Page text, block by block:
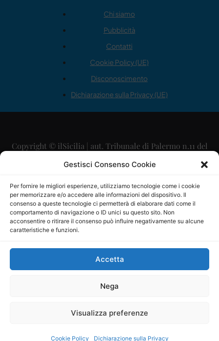
Gestisci Consenso Cookie
Per fornire le migliori esperienze, utilizziamo tecnologie come i cookie
per memorizzare e/o accedere alle informazioni del dispositivo. Il
consenso a queste tecnologie ci permetterà di elaborare dati come il
comportamento di navigazione o ID unici su questo sito. Non
acconsentire o ritirare il consenso può influire negativamente su alcune
caratteristiche e funzioni.
Accetta
Nega
Visualizza preferenze
Cookie Policy Dichiarazione sulla Privacy
Chi siamo
Pubblicità
Contatti
Cookie Policy (UE)
Disconoscimento
Dichiarazione sulla Privacy (UE)
Copyright © ilSicilia | aut. Tribunale di Palermo n.11 del
29/09/2015
Direttore Editoriale: Maurizio Scaglione
Direttore Responsabile: Maria Calabrese
P.IVA: 06334930820
Mercurio Comunicazione Società Cooperativa a r.l. è
iscritta al Registro degli Operatori di Comunicazione al
Sito gestito daLa Digitale srl–info@ladigitale.it